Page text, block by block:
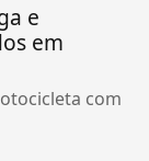
e
em
com